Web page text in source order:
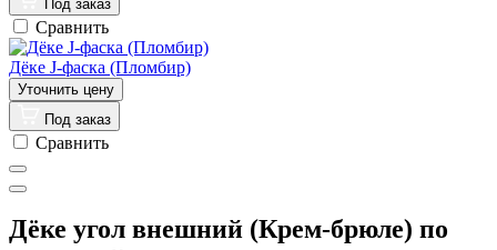
Под заказ
Сравнить
Дёке J-фаска (Пломбир)
Под заказ
Сравнить
Дёке угол внешний (Крем-брюле) по